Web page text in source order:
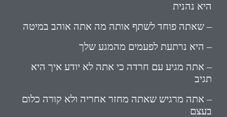
היא נהנית
– שאתה פוחד לשתף אותה מה אתה אוהב במיטה
– היא נרתעת לפעמים מהמגע שלך
– אתה מגיע עם חרדה כי אתה לא יודע איך היא
תגיב
– אתה מרגיש שאתה מחזר אחריה ולא קורה כלום
בעצם